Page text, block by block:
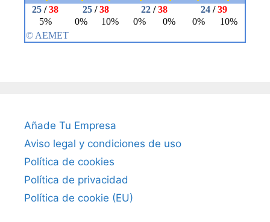
Añade Tu Empresa
Aviso legal y condiciones de uso
Política de cookies
Política de privacidad
Política de cookie (EU)